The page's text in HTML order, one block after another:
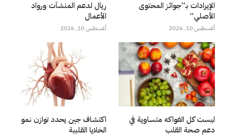
الإيرادات بـ”جوائز المحتوى
الأصلي”
أغسطس 10, 2026
ريال لدعم المنشآت ورواد
الأعمال
أغسطس 10, 2026
ليست كل الفواكه متساوية في
دعم صحة القلب
اكتشاف جين يحدد توازن نمو
الخلايا القلبية